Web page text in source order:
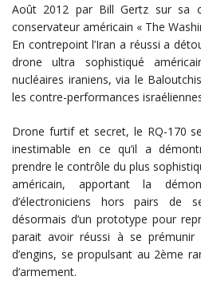
Août 2012 par Bill Gertz sur sa
conservateur américain « The
En contrepoint l’Iran a réussi a
drone ultra sophistiqué
nucléaires iraniens, via le
les contre-performances
Drone furtif et secret, le RQ-170
inestimable en ce qu’il a
prendre le contrôle du plus
américain, apportant la
d’électroniciens hors pairs de
désormais d’un prototype pour
parait avoir réussi à se
d’engins, se propulsant au 2ème
d’armement.